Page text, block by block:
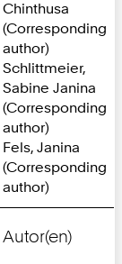
Chinthusa
(Corresponding
author)
Schlittmeier,
Sabine Janina
(Corresponding
author)
Fels, Janina
(Corresponding
author)
Autor(en)